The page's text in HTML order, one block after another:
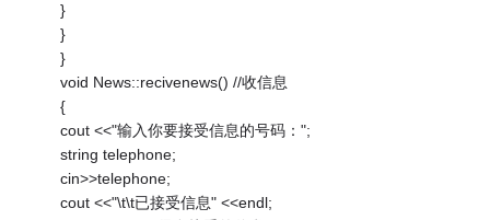
}
}
}
void News::recivenews() //收信息
{
cout <<"输入你要接受信息的号码：";
string telephone;
cin>>telephone;
cout <<"\t\t已接受信息" <<endl;